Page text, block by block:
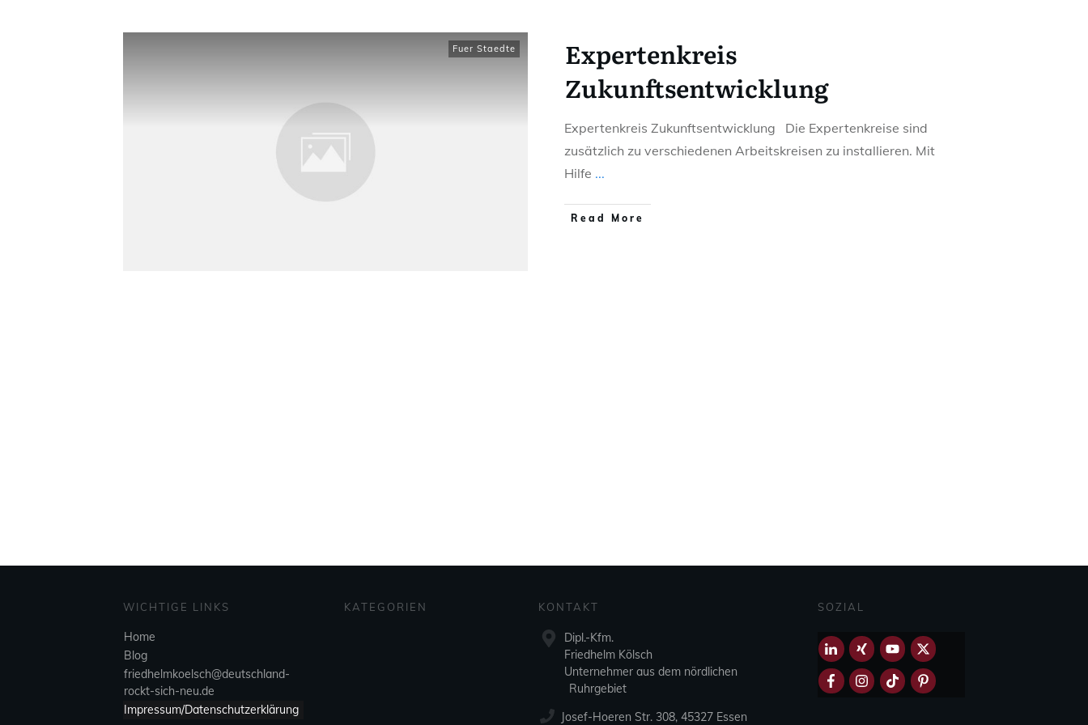
Fuer Staedte
Expertenkreis
Zukunftsentwicklung
Expertenkreis Zukunftsentwicklung Die Expertenkreise sind
zusätzlich zu verschiedenen Arbeitskreisen zu installieren. Mit
Hilfe ...
Read More
WICHTIGE LINKS
Home
Blog
friedhelmkoelsch@deutschland-
rockt-sich-neu.de
Impressum/Datenschutzerklärung
KATEGORIEN KONTAKT
Dipl.-Kfm.
Friedhelm Kölsch
Unternehmer aus dem nördlichen
Ruhrgebiet
Josef-Hoeren Str. 308, 45327 Essen
SOZIAL